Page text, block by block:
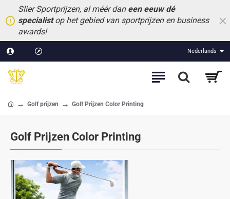
Slier Sportprijzen, al méér dan een eeuw dé
specialistop het gebied van sportprijzen en business
awards!
Nederlands
Golf Prijzen Color Printing
Golf prijzen Golf Prijzen Color Printing